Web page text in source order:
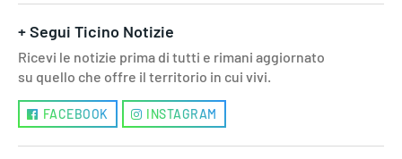
+ Segui Ticino Notizie
Ricevi le notizie prima di tutti e rimani aggiornato
su quello che offre il territorio in cui vivi.
FACEBOOK INSTAGRAM